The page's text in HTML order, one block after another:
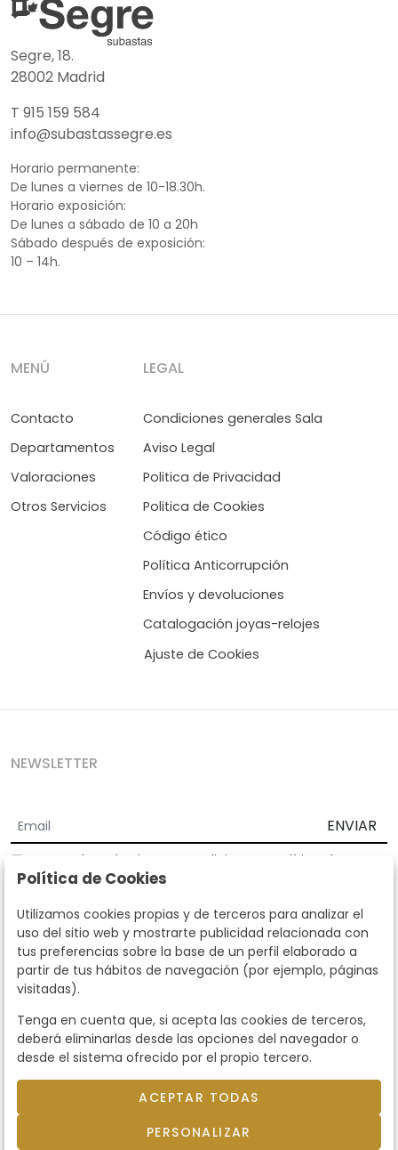
Segre, 18.
28002 Madrid
T 915 159 584
info@subastassegre.es
Horario permanente:
De lunes a viernes de 10-18.30h.
Horario exposición:
De lunes a sábado de 10 a 20h
Sábado después de exposición:
10 – 14h.
MENÚ
Contacto
Departamentos
Valoraciones
Otros Servicios
LEGAL
Condiciones generales Sala
Aviso Legal
Politica de Privacidad
Politica de Cookies
Código ético
Política Anticorrupción
Envíos y devoluciones
Catalogación joyas-relojes
Ajuste de Cookies
NEWSLETTER
ENVIAR
Acepto los Términos y Condiciones
Política de
privacidad
Según la LOPD y disposiciones de desarrollo, informamos que sus
datos personales serán tratados por parte de Subastas Segre con la
finalidad de gestionar la relación comercial. Puede ejercitar los
derechos de acceso, rectificación, cancelación, oposición y demás
derechos en los términos establecidos en la normativa vigente
dirigiéndote a nosotros. Asimismo, nos puede solicitar el envío de
llamando al teléfono 915159584 o enviando un e-mail a
info@subastassegre.es
Este sitio está protegido por reCAPTCHA y se aplican la
Términos de servicio de Google.
© 2026
Política de Cookies
Utilizamos cookies propias y de terceros para analizar el
uso del sitio web y mostrarte publicidad relacionada con
tus preferencias sobre la base de un perfil elaborado a
partir de tus hábitos de navegación (por ejemplo, páginas
visitadas).
Tenga en cuenta que, si acepta las cookies de terceros,
deberá eliminarlas desde las opciones del navegador o
desde el sistema ofrecido por el propio tercero.
ACEPTAR TODAS
PERSONALIZAR